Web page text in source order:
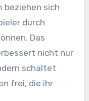
beziehen sich
durch
Das
nicht nur
schaltet
frei, die ihr